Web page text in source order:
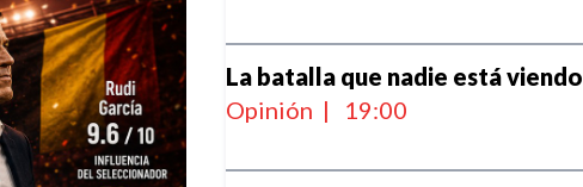
La batalla que nadie está viendo
Opinión | 19:00